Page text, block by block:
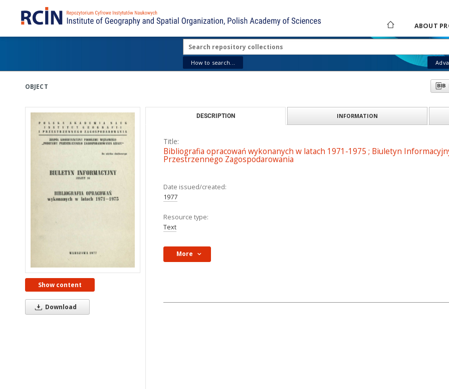
ABOUT
How to search...
OBJECT
Show content
Download
DESCRIPTION INFORMATION
Title:
Bibliografia opracowań wykonanych w latach 1971-1975 ; Biuletyn
Przestrzennego Zagospodarowania
Date issued/created:
1977
Resource type:
Text
More